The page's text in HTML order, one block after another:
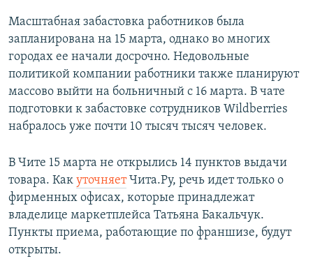
Масштабная забастовка работников была
запланирована на 15 марта, однако во многих
городах ее начали досрочно. Недовольные
политикой компании работники также планируют
массово выйти на больничный с 16 марта. В чате
подготовки к забастовке сотрудников Wildberries
набралось уже почти 10 тысяч тысяч человек.
В Чите 15 марта не открылись 14 пунктов выдачи
товара. Как уточняетЧита.Ру, речь идет только о
фирменных офисах, которые принадлежат
владелице маркетплейса Татьяна Бакальчук.
Пункты приема, работающие по франшизе, будут
открыты.